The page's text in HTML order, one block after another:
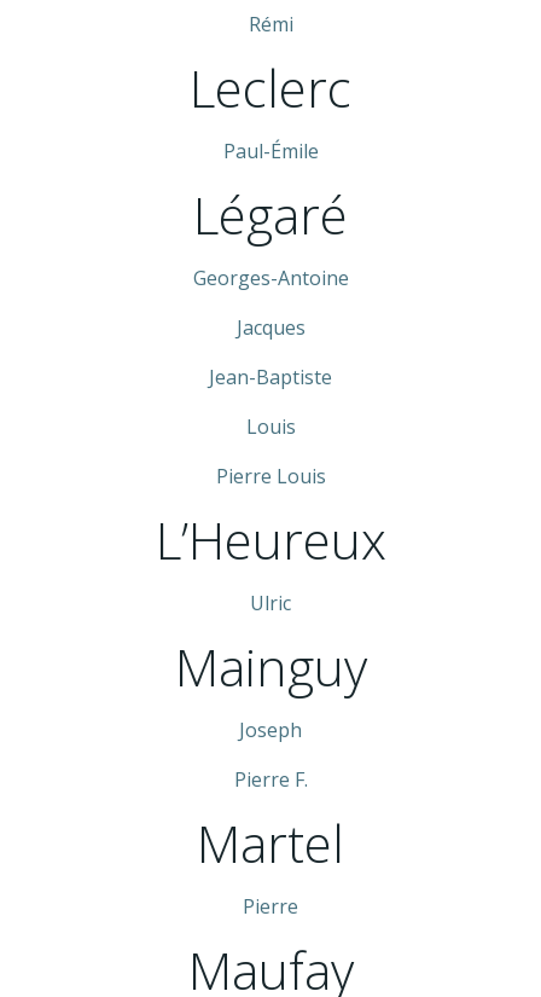
Rémi
Leclerc
Paul-Émile
Légaré
Georges-Antoine
Jacques
Jean-Baptiste
Louis
Pierre Louis
L’Heureux
Ulric
Mainguy
Joseph
Pierre F.
Martel
Pierre
Maufay